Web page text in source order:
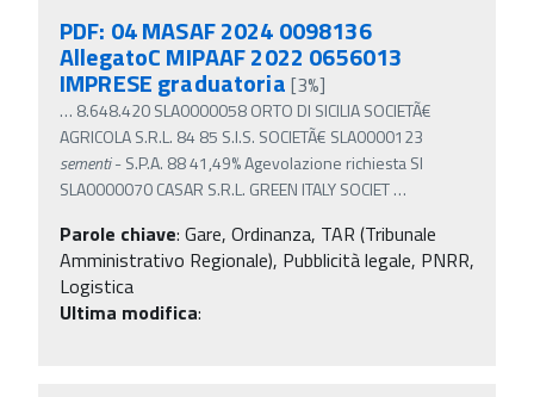
PDF: 04 MASAF 2024 0098136
AllegatoC MIPAAF 2022 0656013
IMPRESE graduatoria [3%]
… 8.648.420 SLA0000058 ORTO DI SICILIA SOCIETÃ€
AGRICOLA S.R.L. 84 85 S.I.S. SOCIETÃ€ SLA0000123
sementi- S.P.A. 88 41,49% Agevolazione richiesta SI
SLA0000070 CASAR S.R.L. GREEN ITALY SOCIET…
Parole chiave: Gare, Ordinanza, TAR (Tribunale
Amministrativo Regionale), Pubblicità legale, PNRR,
Logistica
Ultima modifica: